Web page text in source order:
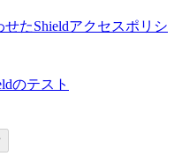
たShieldアクセスポリシ
のテスト